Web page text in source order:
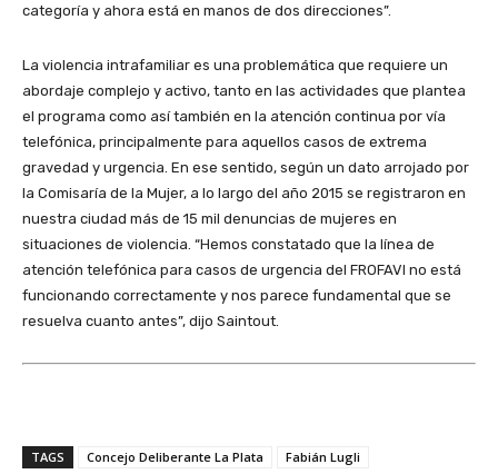
categoría y ahora está en manos de dos direcciones”.
La violencia intrafamiliar es una problemática que requiere un
abordaje complejo y activo, tanto en las actividades que plantea
el programa como así también en la atención continua por vía
telefónica, principalmente para aquellos casos de extrema
gravedad y urgencia. En ese sentido, según un dato arrojado por
la Comisaría de la Mujer, a lo largo del año 2015 se registraron en
nuestra ciudad más de 15 mil denuncias de mujeres en
situaciones de violencia. “Hemos constatado que la línea de
atención telefónica para casos de urgencia del FROFAVI no está
funcionando correctamente y nos parece fundamental que se
resuelva cuanto antes”, dijo Saintout.
TAGS Concejo Deliberante La Plata
Fabián Lugli